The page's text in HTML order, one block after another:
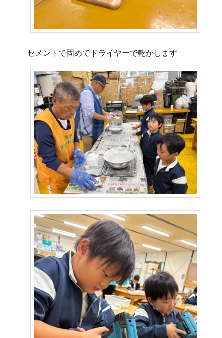
セメントで固めてドライヤーで乾かします